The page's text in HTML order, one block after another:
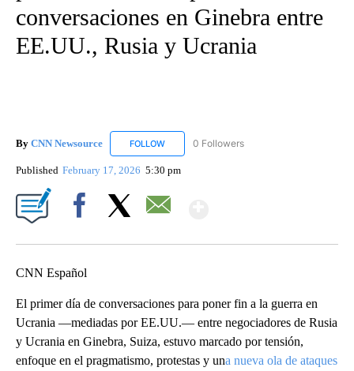
conversaciones en Ginebra entre
EE.UU., Rusia y Ucrania
By CNN Newsource FOLLOW FOLLOW "CNN NEWSOURCE" TO RECEIVE
0 Followers
Published February 17, 2026 5:30 pm
CNN Español
El primer día de conversaciones para poner fin a la guerra en
Ucrania —mediadas por EE.UU.— entre negociadores de Rusia
y Ucrania en Ginebra, Suiza, estuvo marcado por tensión,
enfoque en el pragmatismo, protestas y una nueva ola de ataques